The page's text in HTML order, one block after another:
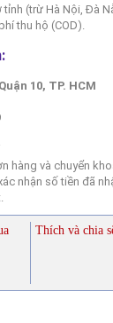
tỉnh (trừ Hà Nội, Đà
thu hộ (COD).
10, TP. HCM
hàng và chuyển
nhận số tiền đã
Thích và chia